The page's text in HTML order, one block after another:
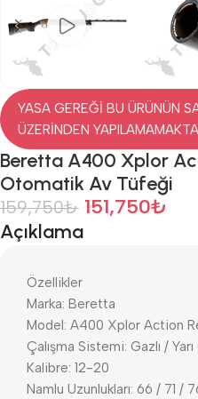
YASA GEREĞİ BU ÜRÜNÜN
ÜZERİNDEN
Beretta A400 Xplor
Otomatik Av Tüfeği
159,750₺ 151,750₺
Açıklama
Özellikler
Marka: Beretta
Model: A400 Xplor Action
Çalışma Sistemi: Gazlı /
Kalibre: 12-20
Namlu Uzunlukları: 66 / 71 /